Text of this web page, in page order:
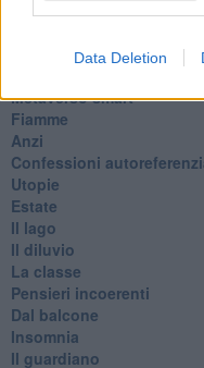
Data Deletion
Metaverso smart
Fiamme
Anzi
Confessioni
Utopie
Estate
Il lago
Il diluvio
La classe
Pensieri incoerenti
Dal balcone
Insomnia
Il guardiano